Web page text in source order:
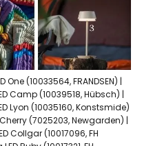
(10033564, FRANDSEN) |
Camp (10039518, Hübsch) |
Lyon (10035160, Konstsmide)
(7025203, Newgarden) |
Collgar (10017096, FH